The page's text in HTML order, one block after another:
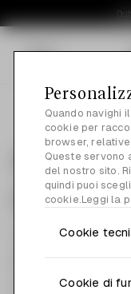
Quando navighi
cookie per
browser,
Queste servono
del nostro sito.
quindi puoi
cookie. Leggi la
Cookie
Cookie di
Menu
Bellezza,
Hevoluta è un
dall’idea di
alta qualità,